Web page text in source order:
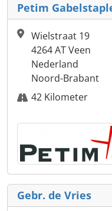
Petim
Wielstraat 19
4264 AT Veen
Nederland
Noord-Brabant
42 Kilometer
Gebr. de Vries